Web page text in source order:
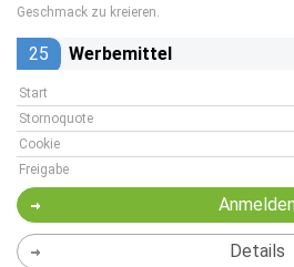
Geschmack zu kreieren.
25 Werbemittel
Start
Stornoquote
Cookie
Freigabe
Details